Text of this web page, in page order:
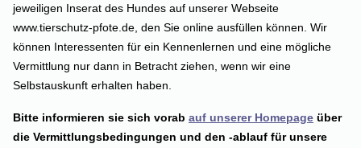
jeweiligen Inserat des Hundes auf unserer Webseite
www.tierschutz-pfote.de, den Sie online ausfüllen können. Wir
können Interessenten für ein Kennenlernen und eine mögliche
Vermittlung nur dann in Betracht ziehen, wenn wir eine
Selbstauskunft erhalten haben.
Bitte informieren sie sich vorab auf unserer Homepage über
die Vermittlungsbedingungen und den -ablauf für unsere